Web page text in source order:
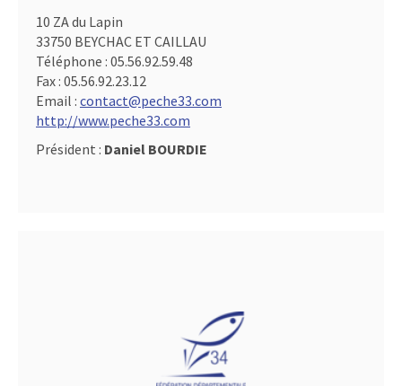
10 ZA du Lapin
33750 BEYCHAC ET CAILLAU
Téléphone : 05.56.92.59.48
Fax : 05.56.92.23.12
Email : contact@peche33.com
http://www.peche33.com
Président : Daniel BOURDIE